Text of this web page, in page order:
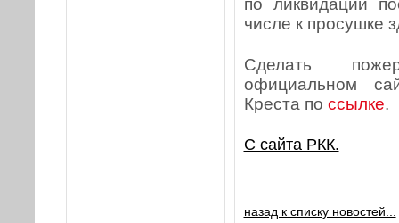
по ликвидации
числе к просушке
Сделать
официальном
Креста по ссылке.
С сайта РКК.
назад к списку новостей...